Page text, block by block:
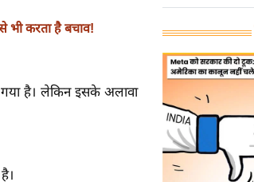
भी करता है बचाव!
है। लेकिन इसके अलावा